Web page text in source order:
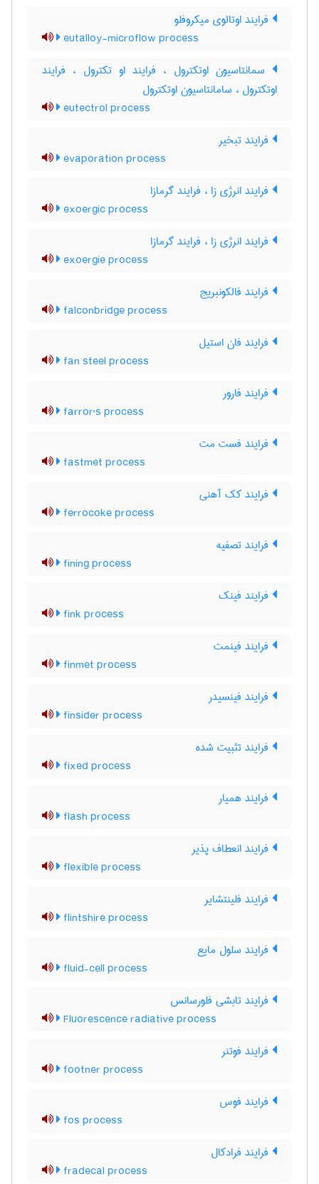
فرایند اوتالوی میکروفلو
eutalloy-microflow process
سمانتاسیون اوتکترول ، فرایند او تکترول ، فرایند
اوتکترول ، سامانتاسیون اوتکترول
eutectrol process
فرایند تبخیر
evaporation process
فرایند انرژی زا ، فرایند گرمازا
exoergic process
فرایند انرژی زا ، فرایند گرمازا
exoergie process
فرایند فالکونبریج
falconbridge process
فرایند فان استیل
fan steel process
فرایند فارور
farror's process
فرایند فست مت
fastmet process
فرایند کک آهنی
ferrocoke process
فرایند تصفیه
fining process
فرایند فینک
fink process
فرایند فینمت
finmet process
فرایند فینسیدر
finsider process
فرایند تثبیت شده
fixed process
فرایند همیار
flash process
فرایند انعطاف پذیر
flexible process
فرایند فلینتشایر
flintshire process
فرایند سلول مایع
fluid-cell process
فرایند تابشی فلورسانس
Fluorescence radiative process
فرایند فوتنر
footner process
فرایند فوس
fos process
فرایند فرادکال
fradecal process